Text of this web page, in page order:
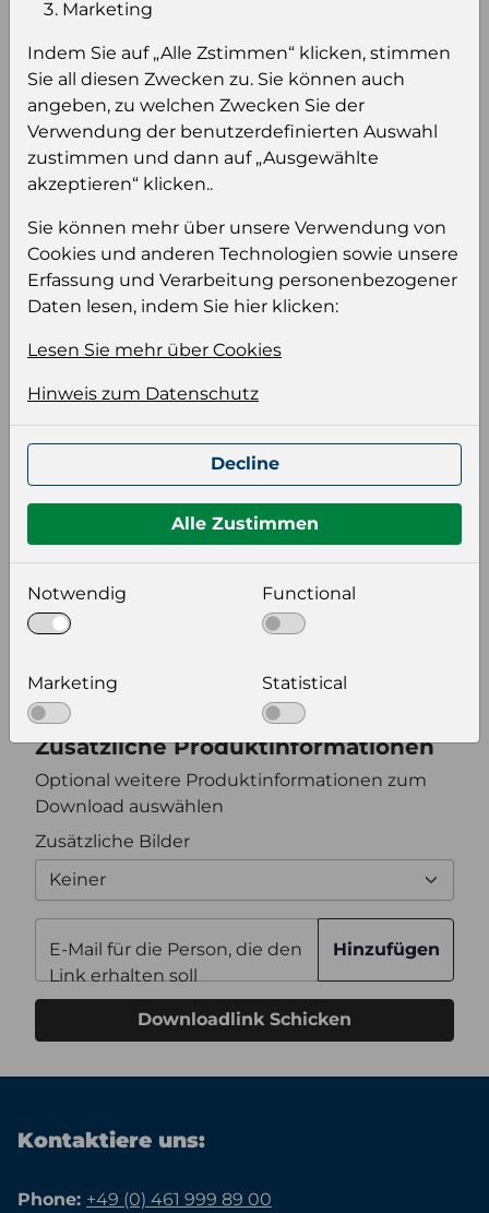
Sie müssen eingeloggt sein, um Preise zu
sehen und/oder dieses Produkt zu kaufen.
Einloggen Anmeldung für B2B Konto
Produktinformation
Ihre Produktdatei aus
Sprache
Keiner
Format auswählen
Bildeinstellungen
wählen Sie eine Auflösung für Ihr Bild aus
Zusätzliche Produktinformationen
Optional weitere Produktinformationen zum
Download auswählen
Zusätzliche Bilder
Keiner
E-Mail für die Person, die den
Link erhalten soll
Hinzufügen
Downloadlink Schicken
Kontaktiere uns:
Phone: +49 (0) 461 999 89 00
Marketing
Indem Sie auf „Alle Zstimmen“ klicken, stimmen
Sie all diesen Zwecken zu. Sie können auch
angeben, zu welchen Zwecken Sie der
Verwendung der benutzerdefinierten Auswahl
zustimmen und dann auf „Ausgewählte
akzeptieren“ klicken..
Sie können mehr über unsere Verwendung von
Cookies und anderen Technologien sowie unsere
Erfassung und Verarbeitung personenbezogener
Daten lesen, indem Sie hier klicken:
Lesen Sie mehr über Cookies
Hinweis zum Datenschutz
Decline
Alle Zustimmen
Notwendig Functional
Marketing Statistical